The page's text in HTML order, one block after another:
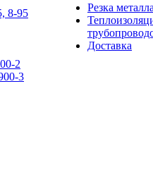
8-95
2
3
Резка металла
Доставка